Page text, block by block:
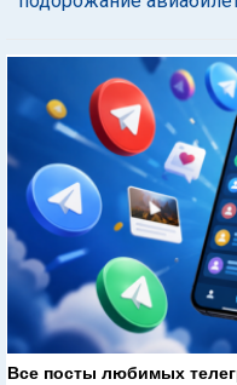
Все посты любимых